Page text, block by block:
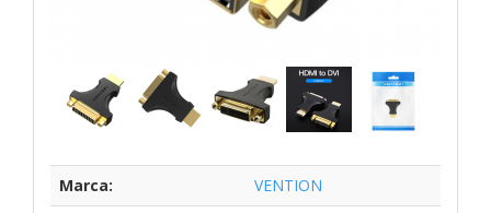
Marca:
VENTION